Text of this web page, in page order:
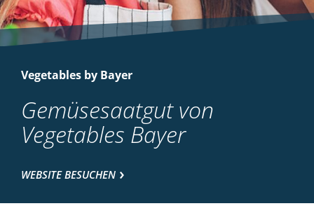
Vegetables by Bayer
Gemüsesaatgut von
Vegetables Bayer
WEBSITE BESUCHEN